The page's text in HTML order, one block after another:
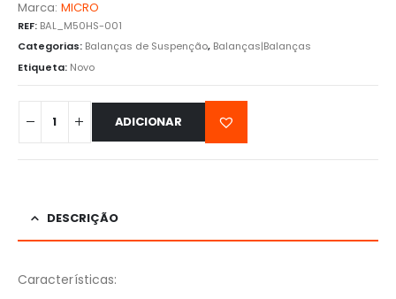
Marca: MICRO
REF: BAL_M50HS-001
Categorias: Balanças de Suspenção, Balanças|Balanças
Etiqueta: Novo
ADICIONAR
DESCRIÇÃO
Características: